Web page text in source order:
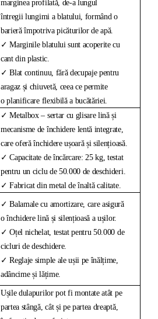
marginea profilată, de-a lungul
întregii lungimi a blatului, formând o
barieră împotriva picăturilor de apă.
✓ Marginile blatului sunt acoperite cu
cant din plastic.
✓ Blat continuu, fără decupaje pentru
aragaz și chiuvetă, ceea ce permite
o planificare flexibilă a bucătăriei.
✓ Metalbox – sertar cu glisare lină și
mecanisme de închidere lentă integrate,
care oferă închidere ușoară și silențioasă.
✓ Capacitate de încărcare: 25 kg, testat
pentru un ciclu de 50.000 de deschideri.
✓ Fabricat din metal de înaltă calitate.
✓ Balamale cu amortizare, care asigură
o închidere lină și silențioasă a ușilor.
✓ Oțel nichelat, testat pentru 50.000 de
cicluri de deschidere.
✓ Reglaje simple ale ușii pe înălțime,
adâncime și lățime.
Ușile dulapurilor pot fi montate atât pe
partea stângă, cât și pe partea dreaptă,